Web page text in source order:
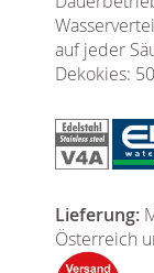
auf jeder
Dekokies:
Lieferung:
Österreich